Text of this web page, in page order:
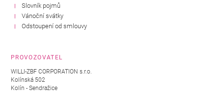
Slovník pojmů
Vánoční svátky
Odstoupení od smlouvy
PROVOZOVATEL
WILLI-ZBF CORPORATION s.r.o.
Kolínská 502
Kolín - Sendražice